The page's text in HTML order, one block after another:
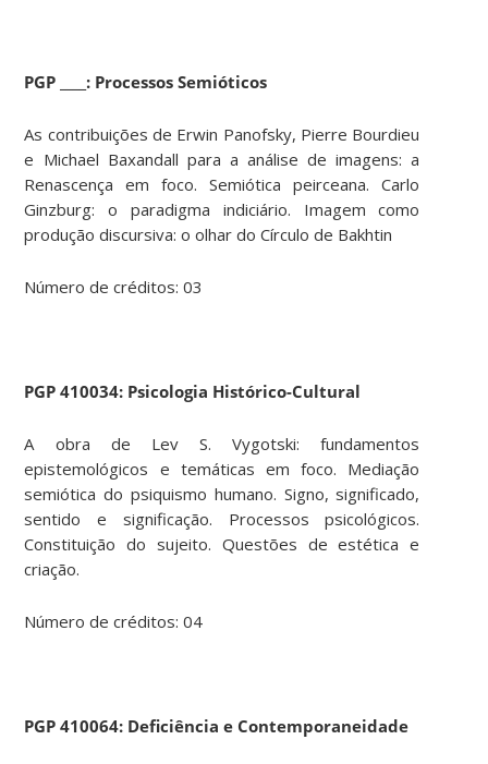
PGP ____: Processos Semióticos
As contribuições de Erwin Panofsky, Pierre Bourdieu
e Michael Baxandall para a análise de imagens: a
Renascença em foco. Semiótica peirceana. Carlo
Ginzburg: o paradigma indiciário. Imagem como
produção discursiva: o olhar do Círculo de Bakhtin
Número de créditos: 03
PGP 410034: Psicologia Histórico-Cultural
A obra de Lev S. Vygotski: fundamentos
epistemológicos e temáticas em foco. Mediação
semiótica do psiquismo humano. Signo, significado,
sentido e significação. Processos psicológicos.
Constituição do sujeito. Questões de estética e
criação.
Número de créditos: 04
PGP 410064: Deficiência e Contemporaneidade